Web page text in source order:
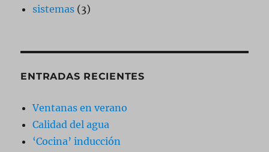
sistemas (3)
ENTRADAS RECIENTES
Ventanas en verano
Calidad del agua
‘Cocina’ inducción